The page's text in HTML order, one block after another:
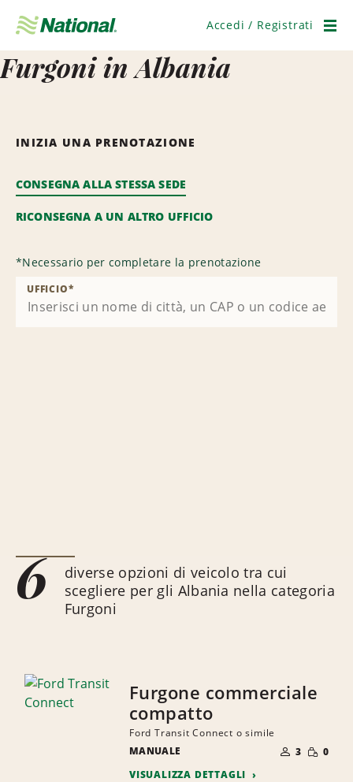
navigazione
Accedi / Registrati
Furgoni in Albania
INIZIA UNA PRENOTAZIONE
CONSEGNA ALLA STESSA SEDE
RICONSEGNA A UN ALTRO UFFICIO
*Necessario per completare la prenotazione
UFFICIO*
6
diverse opzioni di veicolo tra cui
scegliere per gli Albania nella categoria
Furgoni
Furgone commerciale
compatto
Ford Transit Connect o simile
MANUALE
DI
PERSONE
3 RIDOTTA
0
VISUALIZZA DETTAGLI